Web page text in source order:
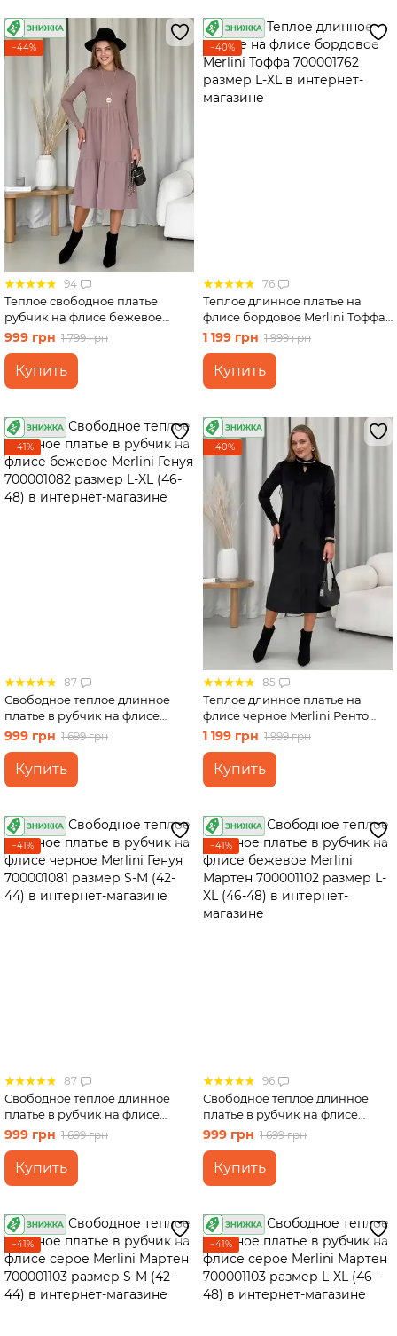
−44%
94
Теплое свободное платье
рубчик на флисе бежевое
Merlini Боза 700001802 размер
999 грн 1 799 грн
Купить
−40%
76
Теплое длинное платье на
флисе бордовое Merlini Тоффа
700001762 размер L-XL
1 199 грн 1 999 грн
Купить
−41%
87
Свободное теплое длинное
платье в рубчик на флисе
бежевое Merlini Генуя
700001082 размер L-XL (46-48)
999 грн 1 699 грн
Купить
−40%
85
Теплое длинное платье на
флисе черное Merlini Ренто
700001781 размер L-XL
1 199 грн 1 999 грн
Купить
−41%
87
Свободное теплое длинное
платье в рубчик на флисе
черное Merlini Генуя 700001081
размер S-M (42-44)
999 грн 1 699 грн
Купить
−41%
96
Свободное теплое длинное
платье в рубчик на флисе
бежевое Merlini Мартен
700001102 размер L-XL (46-48)
999 грн 1 699 грн
Купить
−41% −41%